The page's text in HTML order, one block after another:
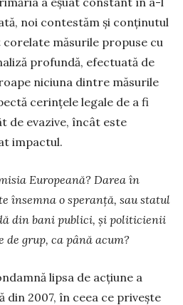
noi contestăm și conținutul
măsurile propuse cu
profundă, efectuată de
niciuna dintre măsurile
cerințele legale de a fi
de evazive, încât este
impactul.
Europeană? Darea în
însemna o speranță, sau statul
din bani publici, și politicienii
de grup, ca până acum?
lipsa de acțiune a
2007, în ceea ce privește